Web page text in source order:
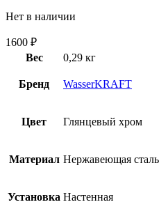
Нет в наличии
1600 ₽
Вес
0,29 кг
Бренд WasserKRAFT
Цвет Глянцевый хром
Материал Нержавеющая сталь
Установка Настенная